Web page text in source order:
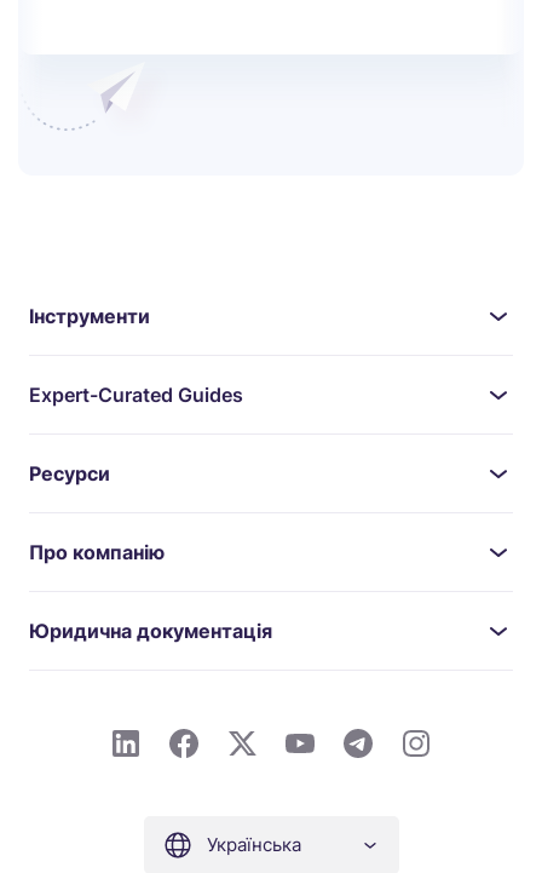
Інструменти
Expert-Curated Guides
Ресурси
Про компанію
Юридична документація
Українська